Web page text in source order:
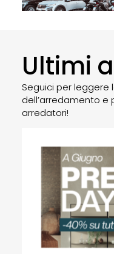
Ultimi
Seguici per leggere
dell’arredamento e
arredatori!